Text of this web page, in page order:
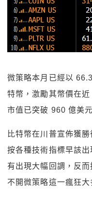
微策略本月已經以
特幣，激勵其幣價在
市值已突破 960 億美元
比特幣在川普宣佈獲
按各種技術指標早該
有出現大幅回調，反
不開微策略這一瘋狂大